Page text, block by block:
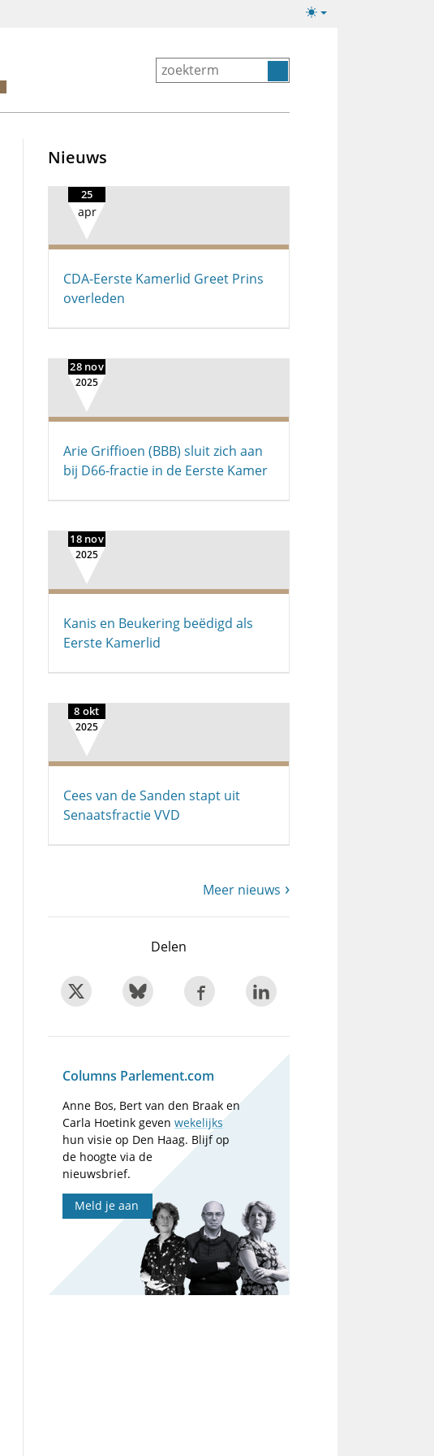
Lichte/donkere
Nieuws
25
apr
CDA-Eerste Kamerlid Greet Prins
overleden
28 nov
2025
Arie Griffioen (BBB) sluit zich aan
bij D66-fractie in de Eerste Kamer
18 nov
2025
Kanis en Beukering beëdigd als
Eerste Kamerlid
8 okt
2025
Cees van de Sanden stapt uit
Senaatsfractie VVD
Meer nieuws
Delen
Columns Parlement.com
Anne Bos, Bert van den Braak en
Carla Hoetink gevenwekelijks
hun visie op Den Haag. Blijf op
de hoogte via de
nieuwsbrief.
Meld je aan